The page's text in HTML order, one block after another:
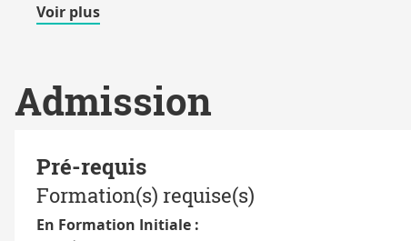
Voir plusde
Admission
Pré-requis
Formation(s) requise(s)
En Formation Initiale :